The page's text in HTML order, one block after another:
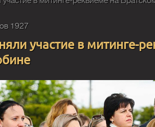
1927
участие в митинге-